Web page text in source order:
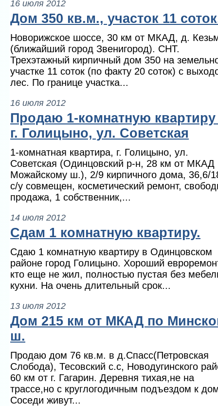
16 июля 2012
Дом 350 кв.м., участок 11
Новорижское шоссе, 30 км от МКАД, д.
(ближайший город Звенигород). СНТ.
Трехэтажный кирпичный дом 350 на
участке 11 соток (по факту 20 соток) с
лес. По границе участка...
16 июля 2012
Продаю 1-комнатную
г. Голицыно, ул. Советская
1-комнатная квартира, г. Голицыно, ул.
Советская (Одинцовский р-н, 28 км от МКАД
Можайскому ш.), 2/9 кирпичного дома, 36,6/
с/у совмещен, косметический ремонт,
продажа, 1 собственник,...
14 июля 2012
Сдам 1 комнатную квартиру.
Сдаю 1 комнатную квартиру в Одинцовском
районе город Голицыно. Хороший
кто еще не жил, полностью пустая без
кухни. На очень длительный срок...
13 июля 2012
Дом 215 км от МКАД по
ш.
Продаю дом 76 кв.м. в д.Спасс(Петровская
Слобода), Тесовский с.с, Новодугинского
60 км от г. Гагарин. Деревня тихая,не на
трассе,но с круглогодичным подъездом к
Соседи живут...